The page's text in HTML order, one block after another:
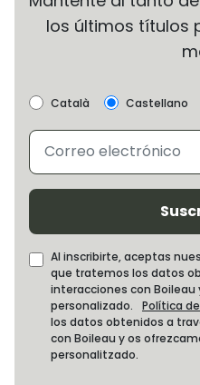
los últimos títulos
Català Castellano
Al inscribirte, aceptas
que tratemos los datos
interacciones con
personalizado. Política
los datos obtenidos a
con Boileau y os
personalitzado.